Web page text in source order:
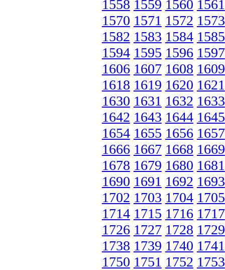
1558 1559 1560 1561
1570 1571 1572 1573
1582 1583 1584 1585
1594 1595 1596 1597
1606 1607 1608 1609
1618 1619 1620 1621
1630 1631 1632 1633
1642 1643 1644 1645
1654 1655 1656 1657
1666 1667 1668 1669
1678 1679 1680 1681
1690 1691 1692 1693
1702 1703 1704 1705
1714 1715 1716 1717
1726 1727 1728 1729
1738 1739 1740 1741
1750 1751 1752 1753